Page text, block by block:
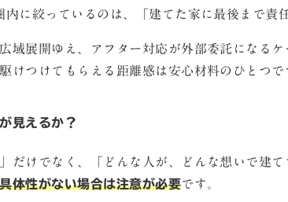
に絞っているのは、「建てた家に最後まで責
域展開ゆえ、アフター対応が外部委託になるケ
けつけてもらえる距離感は安心材料のひとつで
見えるか？
だけでなく、「どんな人が、どんな想いで建
体性がない場合は注意が必要です。